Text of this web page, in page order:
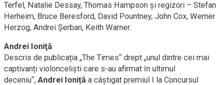
Terfel, Natalie Dessay, Thomas Hampson și regizori – Stefan
Herheim, Bruce Beresford, David Pountney, John Cox, Werner
Herzog, Andrei Șerban, Keith Warner.
Andrei Ioniţă
Descris de publicația „The Times“ drept „unul dintre cei mai
captivanți violonceliști care s-au afirmat în ultimul
deceniu“, Andrei Ioniță a câștigat premiul I la Concursul